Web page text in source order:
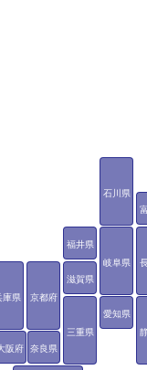
石川県
福井県
岐阜県
愛知県
三重県
滋賀県
京都府
阪府
庫県
奈良県